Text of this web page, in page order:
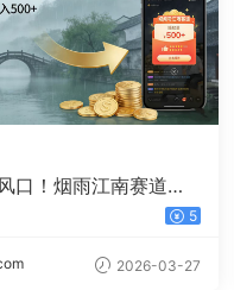
口！烟雨江南赛道，
5
2026-03-27